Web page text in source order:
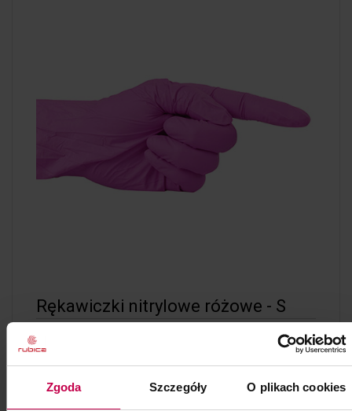
Zgoda Szczegóły O plikach cookies
Rękawiczki nitrylowe różowe - S
Kod: 85291
Poj: ml